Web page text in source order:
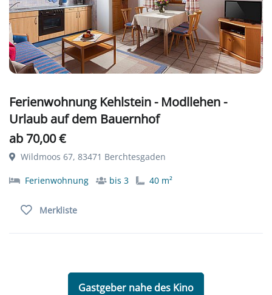
Ferienwohnung Kehlstein - Modllehen -
Urlaub auf dem Bauernhof
ab 70,00 €
Wildmoos 67, 83471 Berchtesgaden
Ferienwohnung bis 3 40 m²
Merkliste
Gastgeber nahe des Kino